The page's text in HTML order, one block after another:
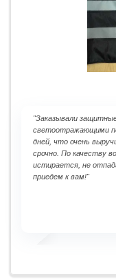
"Заказывали
светоотражающими
дней, что очень
срочно. По качеству
истирается, не
приедем к вам!"